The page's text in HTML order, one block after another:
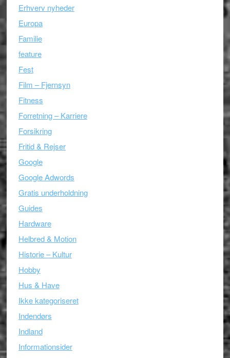
Erhverv nyheder
Europa
Familie
feature
Fest
Film – Fjernsyn
Fitness
Forretning – Karriere
Forsikring
Fritid & Rejser
Google
Google Adwords
Gratis underholdning
Guides
Hardware
Helbred & Motion
Historie – Kultur
Hobby
Hus & Have
Ikke kategoriseret
Indendørs
Indland
Informationsider